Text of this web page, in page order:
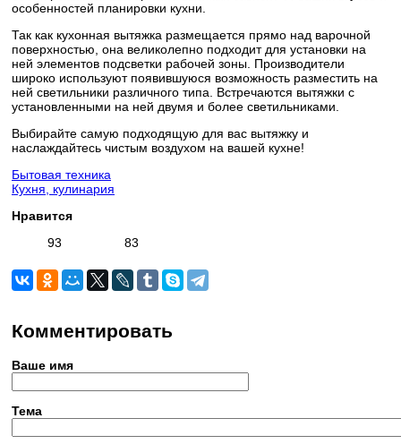
особенностей планировки кухни.
Так как кухонная вытяжка размещается прямо над варочной
поверхностью, она великолепно подходит для установки на
ней элементов подсветки рабочей зоны. Производители
широко используют появившуюся возможность разместить на
ней светильники различного типа. Встречаются вытяжки с
установленными на ней двумя и более светильниками.
Выбирайте самую подходящую для вас вытяжку и
наслаждайтесь чистым воздухом на вашей кухне!
Бытовая техника
Кухня, кулинария
Нравится
93
83
Комментировать
Ваше имя
Тема